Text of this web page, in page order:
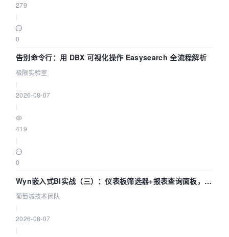
279
0
告别命令行：用 DBX 可视化操作 Easysearch 全流程解析
极限实验室
2026-08-07
419
0
Wyn嵌入式BI实战（三）：仪表板筛选器+报表查询面板，参
数联动全闭环
葡萄城技术团队
2026-08-07